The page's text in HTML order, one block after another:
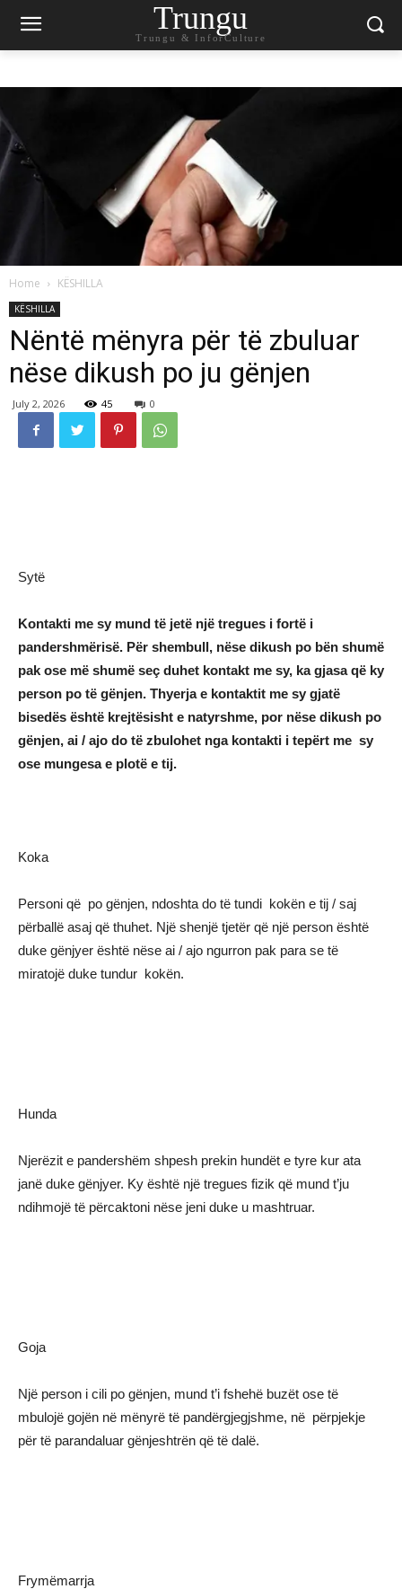
Trungu
Trungu & InforCulture
Home KËSHILLA
KËSHILLA
Nëntë mënyra për të zbuluar
nëse dikush po ju gënjen
July 2, 2026 45 0
Sytë
Kontakti me sy mund të jetë një tregues i fortë i
pandershmërisë. Për shembull, nëse dikush po bën shumë
pak ose më shumë seç duhet kontakt me sy, ka gjasa që ky
person po të gënjen. Thyerja e kontaktit me sy gjatë
bisedës është krejtësisht e natyrshme, por nëse dikush po
gënjen, ai / ajo do të zbulohet nga kontakti i tepërt me sy
ose mungesa e plotë e tij.
Koka
Personi që po gënjen, ndoshta do të tundi kokën e tij / saj
përballë asaj që thuhet. Një shenjë tjetër që një person është
duke gënjyer është nëse ai / ajo ngurron pak para se të
miratojë duke tundur kokën.
Hunda
Njerëzit e pandershëm shpesh prekin hundët e tyre kur ata
janë duke gënjyer. Ky është një tregues fizik që mund t’ju
ndihmojë të përcaktoni nëse jeni duke u mashtruar.
Goja
Një person i cili po gënjen, mund t’i fshehë buzët ose të
mbulojë gojën në mënyrë të pandërgjegjshme, në përpjekje
për të parandaluar gënjeshtrën që të dalë.
Frymëmarrja